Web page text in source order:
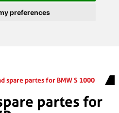
preferences
spare partes for BMW S 1000
partes for